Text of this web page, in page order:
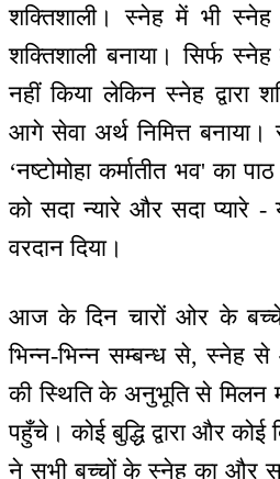
शक्तिशाली। स्नेह में भी स्नेह
शक्तिशाली बनाया। सिर्फ
नहीं किया लेकिन स्नेह द्वारा
आगे सेवा अर्थ निमित्त
‘नष्टोमोहा कर्मातीत भव' का
को सदा न्यारे और सदा प्यारे -
वरदान दिया।
आज के दिन चारों ओर के बच्चे
भिन्न-भिन्न सम्बन्ध से, स्नेह
की स्थिति के अनुभूति से मिलन
पहुँचे। कोई बुद्धि द्वारा और कोई
ने सभी बच्चों के स्नेह का और